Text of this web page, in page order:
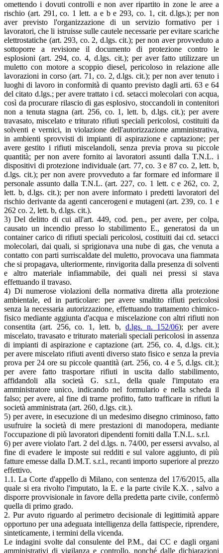
omettendo i dovuti controlli e non aver ripartito in zone le aree a
rischio (art. 291, co. 1 lett. a e b e 293, co. 1, cit. d.lgs.); per non
aver previsto l'organizzazione di un servizio formativo per i
lavoratori, che li istruisse sulle cautele necessarie per evitare scariche
elettrostatiche (art. 293, co. 2, d.lgs. cit.); per non aver provveduto a
sottoporre a revisione il documento di protezione contro le
esplosioni (art. 294, co. 4, d.lgs. cit.); per aver fatto utilizzare un
muletto con motore a scoppio diesel, pericoloso in relazione alle
lavorazioni in corso (art. 71, co. 2, d.lgs. cit.); per non aver tenuto i
luoghi di lavoro in conformità di quanto previsto dagli arti. 63 e 64
del citato d.lgs.; per avere trattato i cd. setacci molecolari con acqua,
così da procurare rilascio di gas esplosivo, stoccandoli in contenitori
non a tenuta stagna (art. 256, co. 1, lett. b, d.lgs. cit.); per avere
travasato, miscelato e triturato rifiuti speciali pericolosi, costituiti da
solventi e vernici, in violazione dell'autorizzazione amministrativa,
in ambienti sprovvisti di impianti di aspirazione e captazione; per
avere gestito i rifiuti miscelandoli, senza previa prova su piccole
quantità; per non avere fornito ai lavoratori assunti dalla T.N.L. i
dispositivi di protezione individuale (art. 77, co. 3 e 87 co. 2, lett. b,
d.lgs. cit.); per non avere provveduto a far formare ed informare il
personale assunto dalla T.N.L. (art. 227, co. 1 lett. c e 262, co. 2,
lett. b, d.lgs. cit.); per non avere informato i predetti lavoratori del
rischio derivante da agenti cancerogeni e mutageni (art. 239, co. 1 e
262 co. 2, lett. b, d.lgs. cit.).
3) Del delitto di cui all'art. 449, cod. pen., per avere, per colpa,
causato un incendio presso lo stabilimento E., generatosi da un
container carico di rifiuti speciali pericolosi, costituiti dai cd. setacci
molecolari, dai quali, si sprigionava una nube di gas, che venuta a
contatto con parti surriscaldate del muletto, provocava una fiammata
che si propagava, ulteriormente, rinvigorita dalla presenza di solventi
e altro materiale infiammabile, dei quali nei pressi si stava
effettuando il travaso.
4) Di numerose violazioni della normativa diretta alla protezione
ambientale, ed in particolare: per avere smaltito rifiuti pericolosi
senza la necessaria autorizzazione, effettuando trattamento chimico-
fisico mediante aggiunta d'acqua e miscelazione con altri rifiuti non
consentita (art. 256, co. 1, lett. b, d.lgs. n. 152/06); per avere
miscelato, travasato e triturato materiali speciali pericolosi in assenza
di impianti di aspirazione e captazione (art. 256, co. 4, d.lgs. cit.);
per avere miscelato rifiuti aventi diverso stato fisico e senza la previa
prova per 24 ore su piccole quantità (art. 256, co. 4 e 5, d.lgs. cit.);
per avere fatto trasportare rifiuti in uscita dallo stabilimento,
affidandoli alla società G. s.r.l., della quale l'imputato era
amministratore unico, indicando nel formulario e nella scheda il
falso; per avere, al fine di trarne profitto, fatto trafficare in rifiuti la
società amministrata (art. 260, d.lgs. cit.).
5) per avere, in esecuzione di un medesimo disegno criminoso, fatto
usufruire la società di mere prestazioni di manodopera, mediante
l'occupazione di più lavoratori dipendenti forniti dalla T.N.L. s.r.l.
6) per avere violato l'art. 2 del d.lgs. n. 74/00, per essersi avvalso, al
fine di evadere le imposte sui redditi e sul valore aggiunto, di più
fatture emesse dalla D.M.T. s.r.l., recanti importo superiore al prezzo
effettivo.
1.1. La Corte d'appello di Milano, con sentenza del 17/6/2015, alla
quale si era rivolto l'imputato, la E. e la parte civile K.X. , salvo a
disporre provvisionale in favore della predetta parte civile, confermò
quella di primo grado.
2. Pur avuto riguardo al perimetro decisionale di legittimità appare
opportuno per una adeguata intelligenza della fattispecie, riprendere,
sinteticamente, i termini della vicenda.
Le indagini svolte dal consulente del P.M., dai CC e dagli organi
amministrativi di vigilanza e controllo, nonché dalle dichiarazioni